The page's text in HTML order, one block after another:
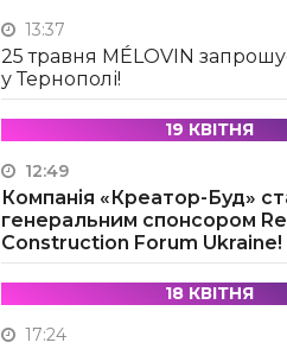
13:37
25 травня MÉLOVIN
у Тернополі!
19 КВІТНЯ
12:49
Компанія «Креатор-Буд»
генеральним спонсором
Construction Forum Ukraine!
18 КВІТНЯ
17:24